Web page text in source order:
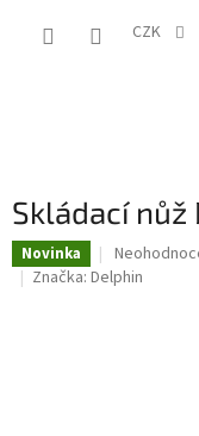
CZK
Skládací nůž
Novinka
Průměrné
hodnocení
Značka: Delphin